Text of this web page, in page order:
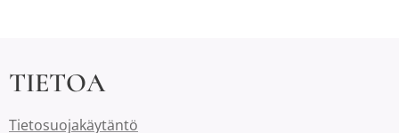
TIETOA
Tietosuojakäytäntö